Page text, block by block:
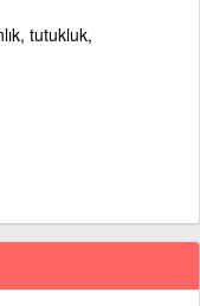
tutukluk,